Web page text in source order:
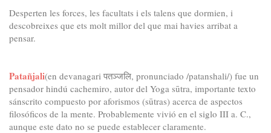
Desperten les forces, les facultats i els talens que dormien, i
descobreixes que ets molt millor del que mai havies arribat a
pensar.
Patañjali(en devanagari पतञ्जलि, pronunciado /patanshali/) fue un
pensador hindú cachemiro, autor del Yoga sūtra, importante texto
sánscrito compuesto por aforismos (sūtras) acerca de aspectos
filosóficos de la mente. Probablemente vivió en el siglo III a. C.,
aunque este dato no se puede establecer claramente.